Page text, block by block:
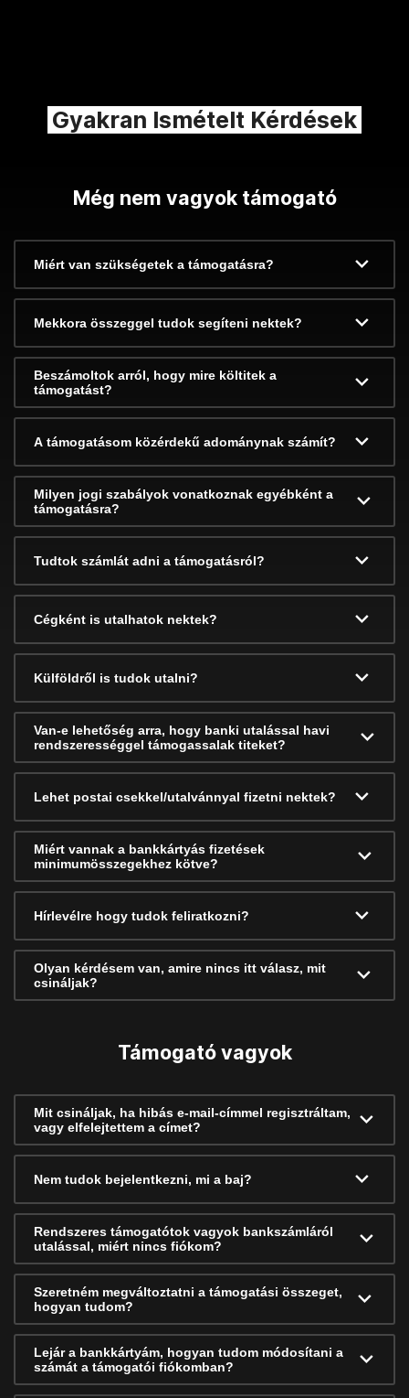
Gyakran Ismételt Kérdések
Még nem vagyok támogató
Miért van szükségetek a támogatásra?
Mekkora összeggel tudok segíteni nektek?
Beszámoltok arról, hogy mire költitek a
támogatást?
A támogatásom közérdekű adománynak számít?
Milyen jogi szabályok vonatkoznak egyébként a
támogatásra?
Tudtok számlát adni a támogatásról?
Cégként is utalhatok nektek?
Külföldről is tudok utalni?
Van-e lehetőség arra, hogy banki utalással havi
rendszerességgel támogassalak titeket?
Lehet postai csekkel/utalvánnyal fizetni nektek?
Miért vannak a bankkártyás fizetések
minimumösszegekhez kötve?
Hírlevélre hogy tudok feliratkozni?
Olyan kérdésem van, amire nincs itt válasz, mit
csináljak?
Támogató vagyok
Mit csináljak, ha hibás e-mail-címmel regisztráltam,
vagy elfelejtettem a címet?
Nem tudok bejelentkezni, mi a baj?
Rendszeres támogatótok vagyok bankszámláról
utalással, miért nincs fiókom?
Szeretném megváltoztatni a támogatási összeget,
hogyan tudom?
Lejár a bankkártyám, hogyan tudom módosítani a
számát a támogatói fiókomban?